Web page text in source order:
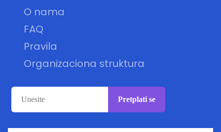
O nama
FAQ
Pravila
Organizaciona struktura
Pretplati se